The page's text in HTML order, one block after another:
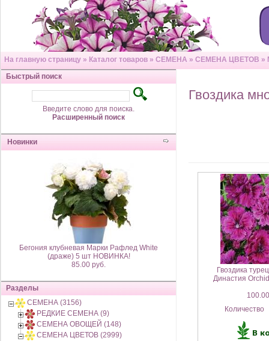
На главную страницу » Каталог товаров » СЕМЕНА » СЕМЕНА ЦВЕТОВ »
Быстрый поиск
Введите слово для поиска.
Расширенный поиск
Новинки
Бегония клубневая Марки Рафлед White
(драже) 5 шт НОВИНКА!
85.00 руб.
Разделы
СЕМЕНА (3156)
РЕДКИЕ СЕМЕНА (9)
СЕМЕНА ОВОЩЕЙ (148)
СЕМЕНА ЦВЕТОВ (2999)
Гвоздика
Гвоздика
Династия
Количество